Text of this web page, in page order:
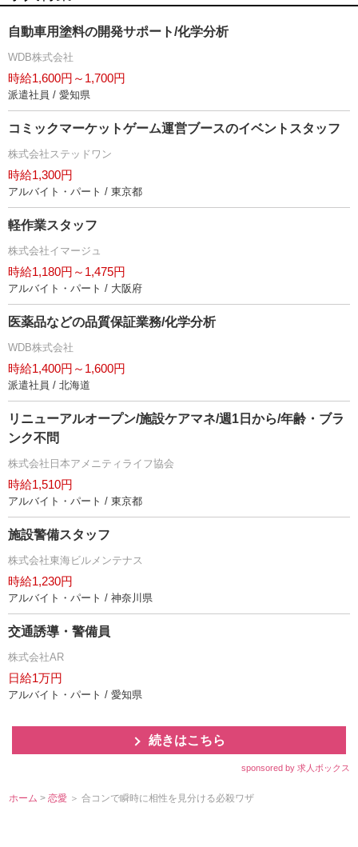
自動車用塗料の開発サポート/化学分析
WDB株式会社
時給1,600円～1,700円
派遣社員 / 愛知県
コミックマーケットゲーム運営ブースのイベントスタッフ
株式会社ステッドワン
時給1,300円
アルバイト・パート / 東京都
軽作業スタッフ
株式会社イマージュ
時給1,180円～1,475円
アルバイト・パート / 大阪府
医薬品などの品質保証業務/化学分析
WDB株式会社
時給1,400円～1,600円
派遣社員 / 北海道
リニューアルオープン/施設ケアマネ/週1日から/年齢・ブラ
ンク不問
株式会社日本アメニティライフ協会
時給1,510円
アルバイト・パート / 東京都
施設警備スタッフ
株式会社東海ビルメンテナス
時給1,230円
アルバイト・パート / 神奈川県
交通誘導・警備員
株式会社AR
日給1万円
アルバイト・パート / 愛知県
続きはこちら
sponsored by 求人ボックス
ホーム >恋愛 ＞ 合コンで瞬時に相性を見分ける必殺ワザ